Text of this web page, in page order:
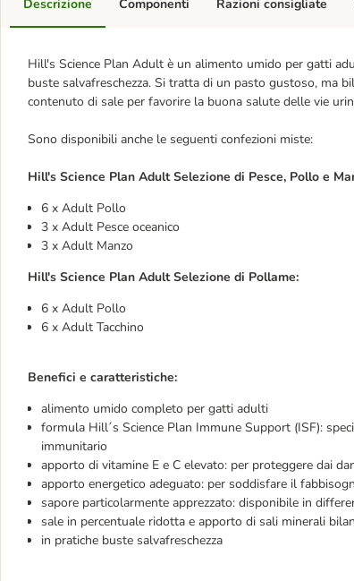
Descrizione
Hill's Science Plan Adult è un alimento umido per gatti
buste salvafreschezza. Si tratta di un pasto gustoso, ma
contenuto di sale per favorire la buona salute delle vie
Sono disponibili anche le seguenti confezioni miste:
Hill's Science Plan Adult Selezione di Pesce, Pollo e
6 x Adult Pollo
3 x Adult Pesce oceanico
3 x Adult Manzo
Hill's Science Plan Adult Selezione di Pollame:
6 x Adult Pollo
6 x Adult Tacchino
Benefici e caratteristiche:
alimento umido completo per gatti adulti
formula Hill´s Science Plan Immune Support (ISF):
immunitario
apporto di vitamine E e C elevato: per proteggere dai
apporto energetico adeguato: per soddisfare il
sapore particolarmente apprezzato: disponibile in
sale in percentuale ridotta e apporto di sali minerali
in pratiche buste salvafreschezza
Componenti Razioni consigliate